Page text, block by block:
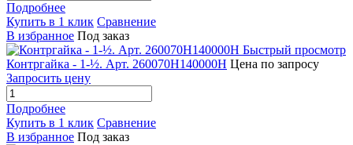
Подробнее
Купить в 1 клик Сравнение
В избранное Под заказ
Быстрый просмотр
Контргайка - 1-½. Арт. 260070H140000H Цена по запросу
Запросить цену
Подробнее
Купить в 1 клик Сравнение
В избранное Под заказ